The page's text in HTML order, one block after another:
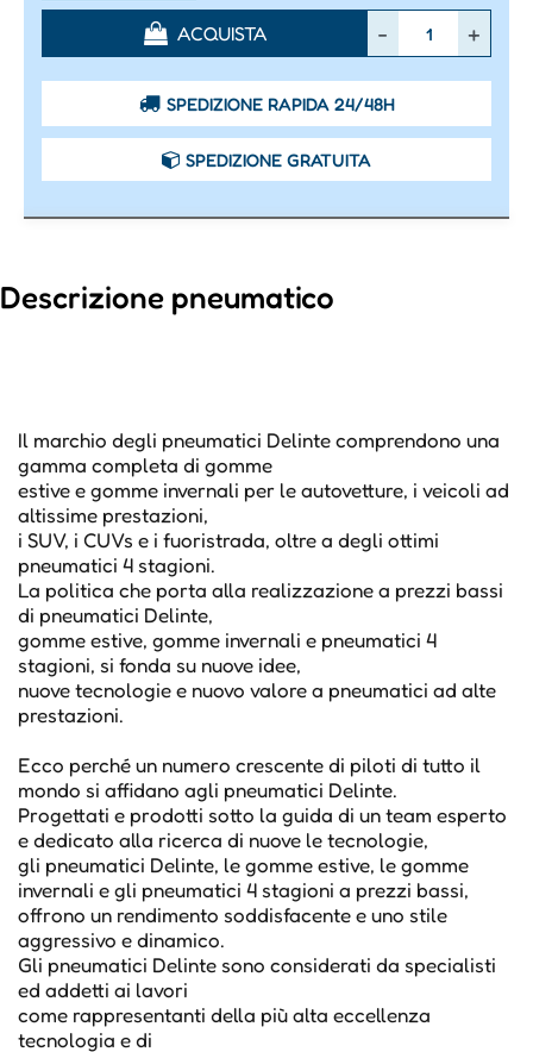
ACQUISTA
SPEDIZIONE RAPIDA 24/48H
SPEDIZIONE GRATUITA
Descrizione pneumatico
Il marchio degli pneumatici Delinte comprendono una
gamma completa di gomme
estive e gomme invernali per le autovetture, i veicoli ad
altissime prestazioni,
i SUV, i CUVs e i fuoristrada, oltre a degli ottimi
pneumatici 4 stagioni.
La politica che porta alla realizzazione a prezzi bassi
di pneumatici Delinte,
gomme estive, gomme invernali e pneumatici 4
stagioni, si fonda su nuove idee,
nuove tecnologie e nuovo valore a pneumatici ad alte
prestazioni.
Ecco perché un numero crescente di piloti di tutto il
mondo si affidano agli pneumatici Delinte.
Progettati e prodotti sotto la guida di un team esperto
e dedicato alla ricerca di nuove le tecnologie,
gli pneumatici Delinte, le gomme estive, le gomme
invernali e gli pneumatici 4 stagioni a prezzi bassi,
offrono un rendimento soddisfacente e uno stile
aggressivo e dinamico.
Gli pneumatici Delinte sono considerati da specialisti
ed addetti ai lavori
come rappresentanti della più alta eccellenza
tecnologia e di